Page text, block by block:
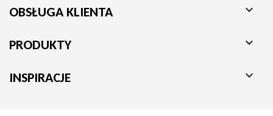
OBSŁUGA KLIENTA 
PRODUKTY 
INSPIRACJE 